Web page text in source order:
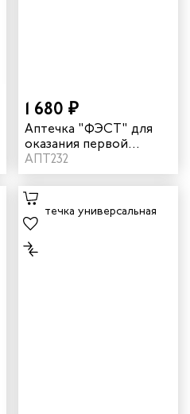
1 680 ₽
Аптечка "ФЭСТ" для
оказания первой
помощи работникам
(приказ 262н)
АПТ232